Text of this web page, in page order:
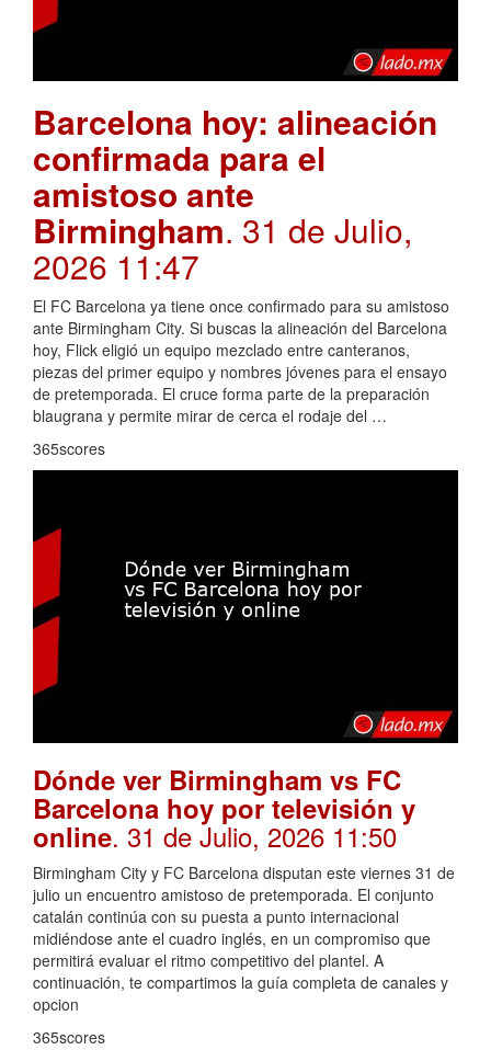
Barcelona hoy: alineación
confirmada para el
amistoso ante
Birmingham. 31 de Julio,
2026 11:47
El FC Barcelona ya tiene once confirmado para su amistoso
ante Birmingham City. Si buscas la alineación del Barcelona
hoy, Flick eligió un equipo mezclado entre canteranos,
piezas del primer equipo y nombres jóvenes para el ensayo
de pretemporada. El cruce forma parte de la preparación
blaugrana y permite mirar de cerca el rodaje del …
365scores
Dónde ver Birmingham vs FC
Barcelona hoy por televisión y
online. 31 de Julio, 2026 11:50
Birmingham City y FC Barcelona disputan este viernes 31 de
julio un encuentro amistoso de pretemporada. El conjunto
catalán continúa con su puesta a punto internacional
midiéndose ante el cuadro inglés, en un compromiso que
permitirá evaluar el ritmo competitivo del plantel. A
continuación, te compartimos la guía completa de canales y
opcion
365scores